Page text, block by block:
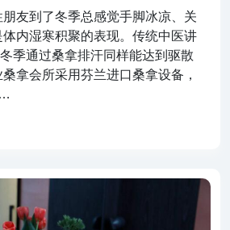
友到了冬季总感觉手脚冰凉、关
内湿寒积聚的表现。传统中医讲
季通过桑拿排汗同样能达到驱散
拿会所采用芬兰进口桑拿设备，